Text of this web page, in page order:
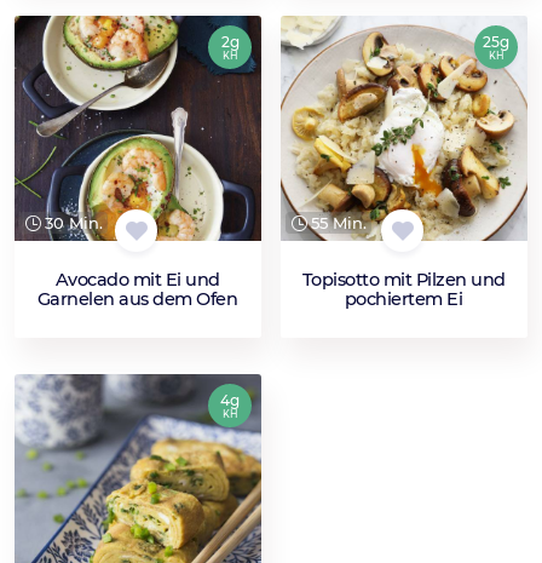
30 Min.
Avocado mit Ei und
Garnelen aus dem Ofen
2g
KH
55 Min.
Topisotto mit Pilzen und
pochiertem Ei
25g
KH
4g
KH